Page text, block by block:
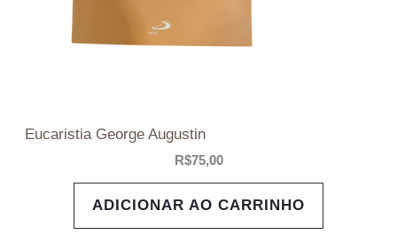
Eucaristia George Augustin
R$75,00
ADICIONAR AO CARRINHO